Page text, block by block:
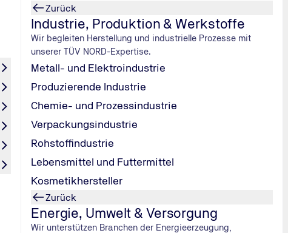
Zurück
Industrie, Produktion & Werkstoffe
Wir begleiten Herstellung und industrielle Prozesse mit
unserer TÜV NORD-Expertise.
Metall- und Elektroindustrie
Produzierende Industrie
Chemie- und Prozessindustrie
Verpackungsindustrie
Rohstoffindustrie
Lebensmittel und Futtermittel
Kosmetikhersteller
Zurück
Energie, Umwelt & Versorgung
Wir unterstützen Branchen der Energieerzeugung,
2026
das Wichtigste